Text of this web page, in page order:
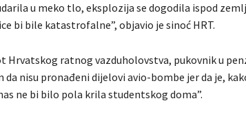
u meko tlo, eksplozija se dogodila ispod
bi bile katastrofalne”, objavio je sinoć HRT.
Hrvatskog ratnog vazduholovstva, pukovnik u
da nisu pronađeni dijelovi avio-bombe jer da je,
ne bi bilo pola krila studentskog doma”.